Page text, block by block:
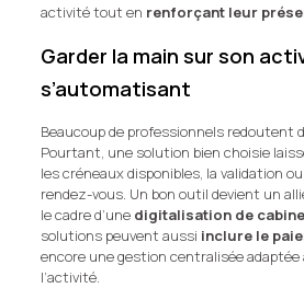
activité tout en renforçant leur
Garder la main sur son
s’automatisant
Beaucoup de professionnels redoutent
Pourtant, une solution bien choisie
les créneaux disponibles, la validation
rendez-vous. Un bon outil devient un
le cadre d’une digitalisation de
solutions peuvent aussi inclure le
encore une gestion centralisée adaptée
l’activité.